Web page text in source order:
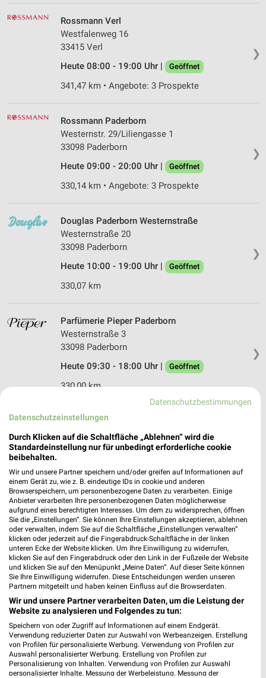
❯
Rossmann Verl
Westfalenweg 16
33415 Verl
Heute 08:00 - 19:00 Uhr |
Geöffnet
341,47 km • Angebote: 3 Prospekte
❯
Rossmann Paderborn
Westernstr. 29/Liliengasse 1
33098 Paderborn
Heute 09:00 - 20:00 Uhr |
Geöffnet
330,14 km • Angebote: 3 Prospekte
❯
Douglas Paderborn Westernstraße
Westernstraße 20
33098 Paderborn
Heute 10:00 - 19:00 Uhr |
Geöffnet
330,07 km
❯
Parfümerie Pieper Paderborn
Westernstraße 3
33098 Paderborn
Heute 09:30 - 18:00 Uhr |
Geöffnet
330,00 km
dm Paderborn
Marienplatz 11
33098 Paderborn
329,94 km
Rossmann Geseke
Bachstr. 5
59590 Geseke
Heute 08:00 - 16:00 Uhr | Geöffnet
348,37 km • Angebote: 3 Prospekte
Rossmann Paderborn
Kamp 30-32
33098 Paderborn
Heute 08:30 - 20:00 Uhr | Geöffnet
Datenschutzbestimmungen
Datenschutzeinstellungen
Durch Klicken auf die Schaltfläche „Ablehnen“ wird die
Standardeinstellung nur für unbedingt erforderliche cookie
beibehalten.
Wir und unsere Partner speichern und/oder greifen auf Informationen auf
einem Gerät zu, wie z. B. eindeutige IDs in cookie und anderen
Browserspeichern, um personenbezogene Daten zu verarbeiten. Einige
Anbieter verarbeiten Ihre personenbezogenen Daten möglicherweise
aufgrund eines berechtigten Interesses. Um dem zu widersprechen, öffnen
Sie die „Einstellungen“. Sie können Ihre Einstellungen akzeptieren, ablehnen
oder verwalten, indem Sie auf die Schaltfläche „Einstellungen verwalten“
klicken oder jederzeit auf die Fingerabdruck-Schaltfläche in der linken
unteren Ecke der Website klicken. Um Ihre Einwilligung zu widerrufen,
klicken Sie auf den Fingerabdruck oder den Link in der Fußzeile der Website
und klicken Sie auf den Menüpunkt „Meine Daten“. Auf dieser Seite können
Sie Ihre Einwilligung widerrufen. Diese Entscheidungen werden unseren
Partnern mitgeteilt und haben keinen Einfluss auf die Browserdaten.
Wir und unsere Partner verarbeiten Daten, um die Leistung der
Website zu analysieren und Folgendes zu tun:
Speichern von oder Zugriff auf Informationen auf einem Endgerät.
Verwendung reduzierter Daten zur Auswahl von Werbeanzeigen. Erstellung
von Profilen für personalisierte Werbung. Verwendung von Profilen zur
Auswahl personalisierter Werbung. Erstellung von Profilen zur
Personalisierung von Inhalten. Verwendung von Profilen zur Auswahl
personalisierter Inhalte. Messung der Werbeleistung. Messung der